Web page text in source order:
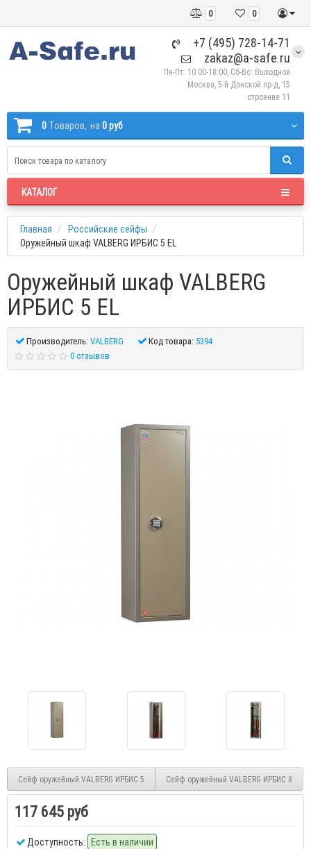
0
0
+7 (495) 728-14-71
zakaz@a-safe.ru
Пн-Пт: 10:00-18:00, Сб-Вс: Выходной
Москва, 5-й Донской пр-д, 15
строение 11
0 Tоваров, на 0 руб
КАТАЛОГ
Главная
Российские сейфы
Оружейный шкаф VALBERG ИРБИС 5 EL
Оружейный шкаф VALBERG
ИРБИС 5 EL
Производитель:VALBERG Код товара: 5394
0 отзывов
Сейф оружейный VALBERG ИРБИС 5 Сейф оружейный VALBERG ИРБИС 8
117 645 руб
Доступность: Есть в наличии